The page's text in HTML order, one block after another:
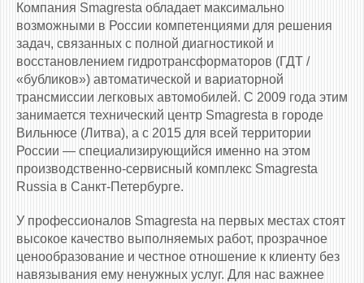
Компания Smagresta обладает максимально
возможными в России компетенциями для решения
задач, связанных с полной диагностикой и
восстановлением гидротрансформаторов (ГДТ /
«бубликов») автоматической и вариаторной
трансмиссии легковых автомобилей. С 2009 года этим
занимается технический центр Smagresta в городе
Вильнюсе (Литва), а с 2015 для всей территории
России — специализирующийся именно на этом
производственно-сервисный комплекс Smagresta
Russia в Санкт-Петербурге.
У профессионалов Smagresta на первых местах стоят
высокое качество выполняемых работ, прозрачное
ценообразование и честное отношение к клиенту без
навязывания ему ненужных услуг. Для нас важнее